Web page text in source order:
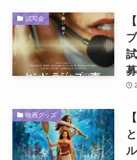
試写会
映画グッズ